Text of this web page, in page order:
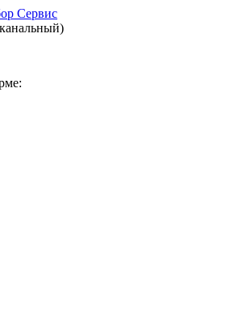
Сервис